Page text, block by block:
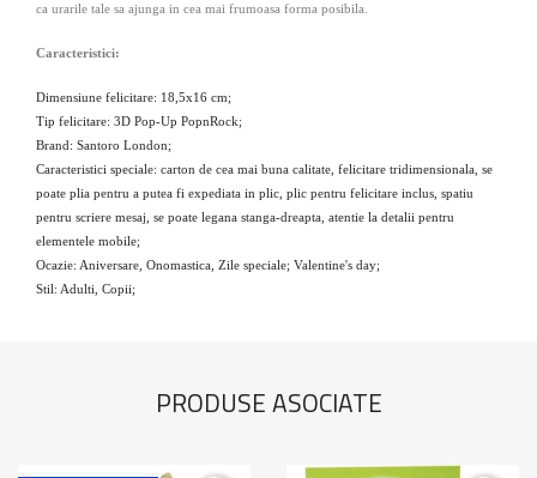
ca urarile tale sa ajunga in cea mai frumoasa forma posibila.
Caracteristici:
Dimensiune felicitare: 18,5x16 cm;
Tip felicitare: 3D Pop-Up PopnRock;
Brand: Santoro London;
Caracteristici speciale: carton de cea mai buna calitate, felicitare tridimensionala, se
poate plia pentru a putea fi expediata in plic, plic pentru felicitare inclus, spatiu
pentru scriere mesaj, se poate legana stanga-dreapta, atentie la detalii pentru
elementele mobile;
Ocazie: Aniversare, Onomastica, Zile speciale; Valentine's day;
Stil: Adulti, Copii;
PRODUSE ASOCIATE